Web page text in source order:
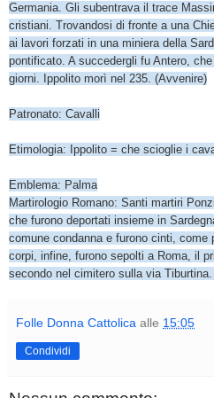
Germania. Gli subentrava il trace
cristiani. Trovandosi di fronte a una
ai lavori forzati in una miniera della
pontificato. A succedergli fu Antero,
giorni. Ippolito morì nel 235. (Avvenire)
Patronato: Cavalli
Etimologia: Ippolito = che scioglie i
Emblema: Palma
Martirologio Romano: Santi martiri
che furono deportati insieme in
comune condanna e furono cinti, come
corpi, infine, furono sepolti a Roma, il
secondo nel cimitero sulla via Tiburtina.
Folle Donna Cattolica alle 15:05
Condividi